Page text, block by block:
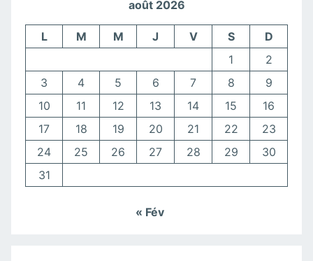
août 2026
L M M J V S
D
1
2
3
4 5 6 7 8
9
10
11 12 13 14 15
16
17
18 19 20 21 22
23
24
25 26 27 28 29
30
31
« Fév